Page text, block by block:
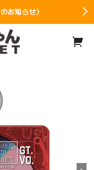
お知らせ〉